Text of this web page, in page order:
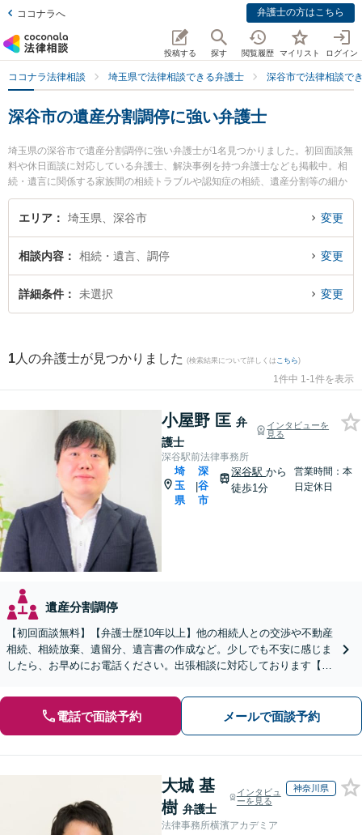
ココナラへ 弁護士の方はこちら
投稿する 探す 閲覧履歴 マイリスト ログイン
ココナラ法律相談 埼玉県で法律相談できる弁護士 深谷市で法律相談で
深谷市の遺産分割調停に強い弁護士
埼玉県の深谷市で遺産分割調停に強い弁護士が1名見つかりました。初回面談無
料や休日面談に対応している弁護士、解決事例を持つ弁護士なども掲載中。相
続・遺言に関係する家族間の相続トラブルや認知症の相続、遺産分割等の細か
な分野での絞り込み検索もでき便利です。特に深谷駅前法律事務所の小屋野 匡
弁護士のプロフィール情報や弁護士費用、強みなどが注目されています。『深
い』『初回相談無料で遺産分割調停を法律相談できる深谷市内の弁護士に相談
予約したい』などでお困りの相談者さんにおすすめです。
エリア 埼玉県、深谷市 変更
相談内容 相続・遺言、調停 変更
詳細条件 未選択 変更
1 人の弁護士が見つかりました (検索結果について詳しくは こちら)
1件中 1-1件を表示
小屋野 匡 弁
護士
インタビューを
見る
深谷駅前法律事務所
埼
玉
県
|
深
谷
市
深谷駅から
徒歩1分
営業時間：本
日定休日
遺産分割調停
【初回面談無料】【弁護士歴10年以上】他の相続人との交渉や不動産
相続、相続放棄、遺留分、遺言書の作成など。少しでも不安に感じま
したら、お早めにお電話ください。出張相談に対応しております【休
電話で面談予約 メールで面談予約
大城 基
樹 弁護士
インタビュ
ーを見る
神奈川県
法律事務所横濱アカデミア